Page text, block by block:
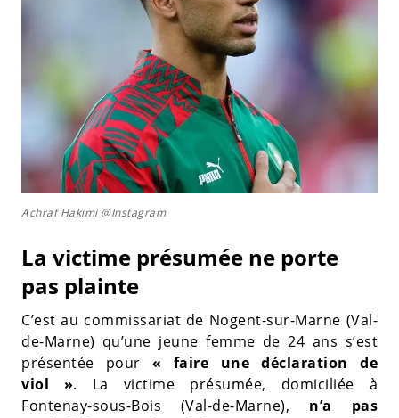
Achraf Hakimi @Instagram
La victime présumée ne porte
pas plainte
C’est au commissariat de Nogent-sur-Marne (Val-
de-Marne) qu’une jeune femme de 24 ans s’est
présentée pour « faire une déclaration de
viol ». La victime présumée, domiciliée à
Fontenay-sous-Bois (Val-de-Marne), n’a pas